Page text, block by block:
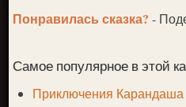
Понравилась сказка?-
Самое популярное в этой
Приключения